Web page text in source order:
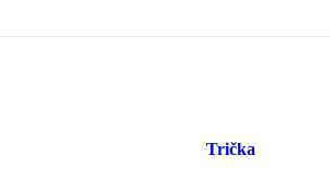
Trička